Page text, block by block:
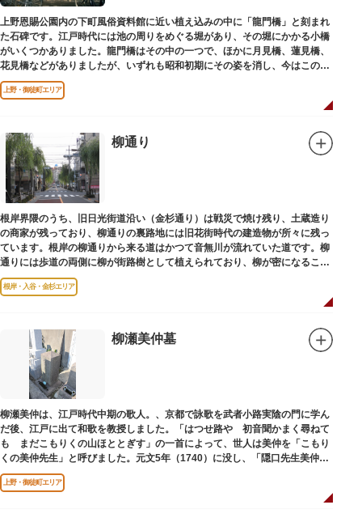
上野恩賜公園内の下町風俗資料館に近い植え込みの中に「龍門橋」と刻まれ
た石碑です。江戸時代には池の周りをめぐる堀があり、その堀にかかる小橋
がいくつかありました。龍門橋はその中の一つで、ほかに月見橋、蓮見橋、
花見橋などがありましたが、いずれも昭和初期にその姿を消し、今はこの石
碑にその名残がわずかに残るだけです。
上野・御徒町エリア
柳通り
根岸界隈のうち、旧日光街道沿い（金杉通り）は戦災で焼け残り、土蔵造り
の商家が残っており、柳通りの裏路地には旧花街時代の建造物が所々に残っ
ています。根岸の柳通りから来る道はかつて音無川が流れていた道です。柳
通りには歩道の両側に柳が街路樹として植えられており、柳が密になるこの
通りがかつて花街のあった界隈です。
根岸・入谷・金杉エリア
柳瀬美仲墓
柳瀬美仲は、江戸時代中期の歌人。、京都で詠歌を武者小路実陰の門に学ん
だ後、江戸に出て和歌を教授しました。「はつせ路や 初音聞かまく尋ねて
も まだこもりくの山ほととぎす」の一首によって、世人は美仲を「こもり
くの美仲先生」と呼びました。元文5年（1740）に没し、「隠口先生美仲甫
之墓」と刻まれた墓が教證寺（きょうしょうじ）にあります。
上野・御徒町エリア